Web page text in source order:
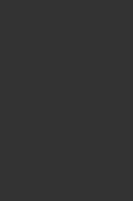
も美しかったです。今年はひ
きたいと思っています。人ご
って平日に行くことを考えて
に見せたいという思いを持っ